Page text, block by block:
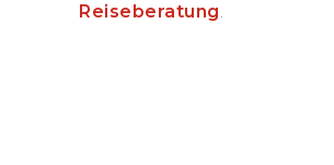
Reiseberatung.